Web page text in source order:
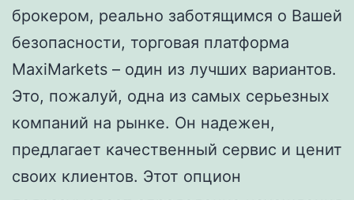
брокером, реально заботящимся о Вашей
безопасности, торговая платформа
MaxiMarkets – один из лучших вариантов.
Это, пожалуй, одна из самых серьезных
компаний на рынке. Он надежен,
предлагает качественный сервис и ценит
своих клиентов. Этот опцион